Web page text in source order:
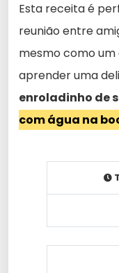
Esta receita é
reunião entre
mesmo como
aprender uma
enroladinho de
com água na